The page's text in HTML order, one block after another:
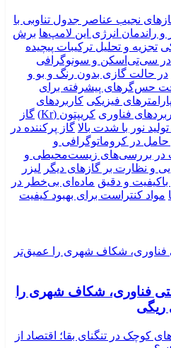
نجیب عناصر جدول تناوبی با
و راندمان انرژی این لامپ‌ها برش
تجزیه و تحلیل ترکیبات پیچیده
سی‌تی‌اسکن و سونوگرافی
در حالت گازی بدون رنگ و بو و
حس‌گرهای پیشرفته برای
فیزیکی کاربردهای
فناوری کریپتون (Kr)
گاز
گاز پرکننده در
حامل در کروماتوگرافی و
در بررسی‌های زیست‌محیطی و
و نظارت بر گازهای دیگر لیزر
باکیفیت و دقیق ماده‌ای بی‌خطر در
مواد کنتراست برای بهبود کیفیت
فناوری، شکاف شهری را
ریگی